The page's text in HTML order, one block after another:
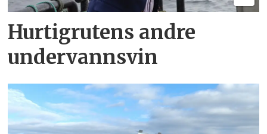
Hurtigrutens andre
undervannsvin